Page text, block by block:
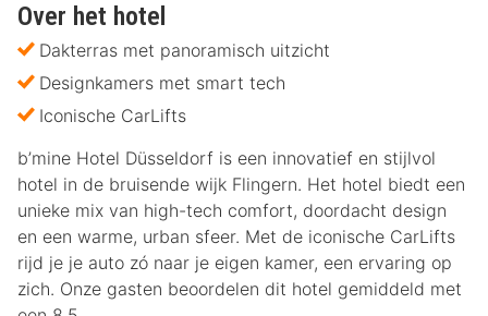
Over het hotel
Dakterras met panoramisch uitzicht
Designkamers met smart tech
Iconische CarLifts
b’mine Hotel Düsseldorf is een innovatief en stijlvol
hotel in de bruisende wijk Flingern. Het hotel biedt een
unieke mix van high-tech comfort, doordacht design
en een warme, urban sfeer. Met de iconische CarLifts
rijd je je auto zó naar je eigen kamer, een ervaring op
zich. Onze gasten beoordelen dit hotel gemiddeld met